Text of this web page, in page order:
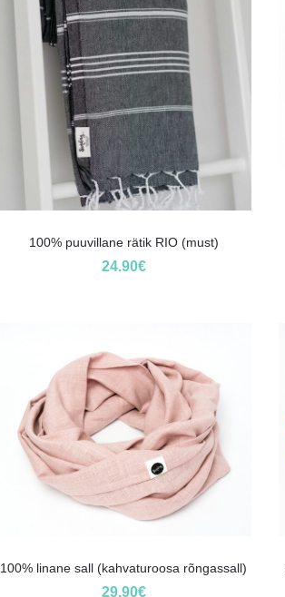
100% puuvillane rätik RIO (must)
24.90€
100% linane sall (kahvaturoosa rõngassall)
29.90€